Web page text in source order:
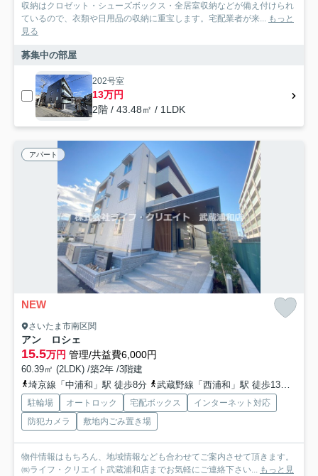
収納はクロゼット・シューズボックス・全居室収納などが備え付けられ
ているので、衣類や日用品の収納に重宝します。宅配業者が来... もっと
見る
募集中の部屋
202号室
13万円
2階 / 43.48㎡ / 1LDK
アパート
NEW
さいたま市南区関
アン ロシェ
15.5万円 管理/共益費6,000円
60.39㎡ (2LDK) /築2年 /3階建
埼京線「中浦和」駅 徒歩8分
武蔵野線「西浦和」駅 徒歩13分
駐輪場 オートロック 宅配ボックス
インターネット対応
防犯カメラ
敷地内ごみ置き場
物件情報はもちろん、地域情報なども合わせてご案内させて頂きます。
㈱ライフ・クリエイト武蔵浦和店までお気軽にご連絡下さい... もっと見